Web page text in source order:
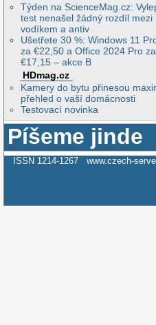
Týden na ScienceMag.cz:
test nenašel žádný rozdíl mezi
vodíkem a antiv
Ušetřete 30 %: Windows 11
za €22,50 a Office 2024 Pro za
€17,15 – akce B
HDmag.cz
Kamery do bytu přinesou
přehled o vaší domácnosti
Testovací novinka
Píšeme jinde
ISSN 1214-1267 www.czech-